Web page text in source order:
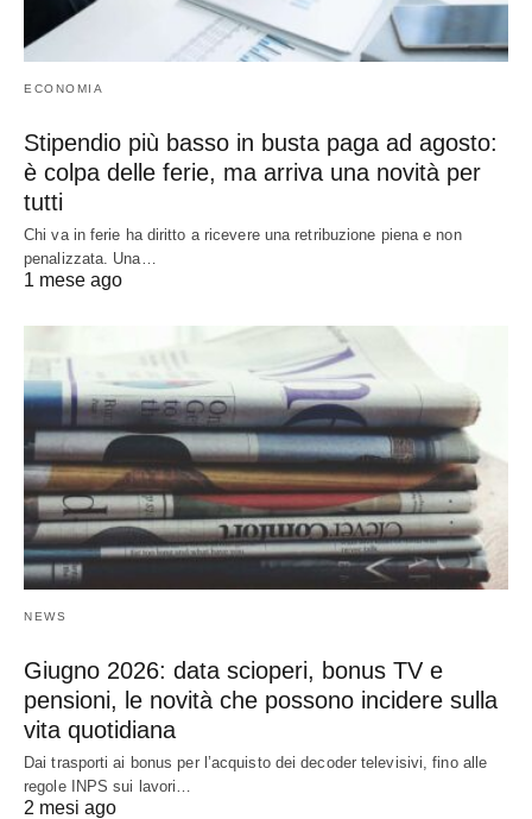
ECONOMIA
Stipendio più basso in busta paga ad agosto:
è colpa delle ferie, ma arriva una novità per
tutti
Chi va in ferie ha diritto a ricevere una retribuzione piena e non
penalizzata. Una…
1 mese ago
NEWS
Giugno 2026: data scioperi, bonus TV e
pensioni, le novità che possono incidere sulla
vita quotidiana
Dai trasporti ai bonus per l’acquisto dei decoder televisivi, fino alle
regole INPS sui lavori…
2 mesi ago